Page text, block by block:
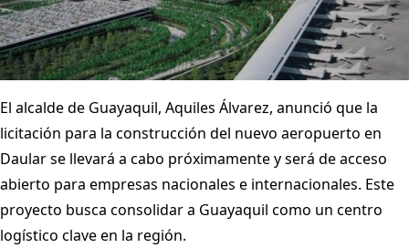
El alcalde de Guayaquil, Aquiles Álvarez, anunció que la
licitación para la construcción del nuevo aeropuerto en
Daular se llevará a cabo próximamente y será de acceso
abierto para empresas nacionales e internacionales. Este
proyecto busca consolidar a Guayaquil como un centro
logístico clave en la región.